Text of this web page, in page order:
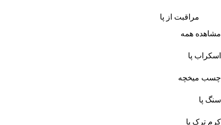
مراقبت از پا
مشاهده همه
اسکراب پا
چسب میخچه
سنگ پا
کرم ترک پا